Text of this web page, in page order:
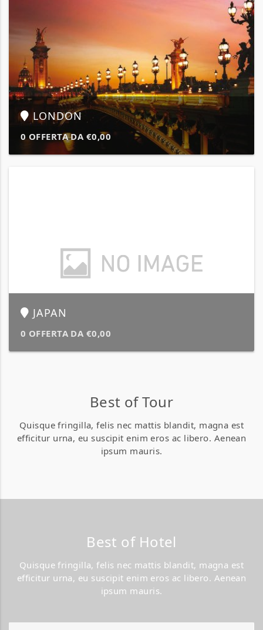
LONDON
0 OFFERTA DA €0,00
JAPAN
0 OFFERTA DA €0,00
Best of Tour
Quisque fringilla, felis nec mattis blandit, magna est
efficitur urna, eu suscipit enim eros ac libero. Aenean
ipsum mauris.
Best of Hotel
Quisque fringilla, felis nec mattis blandit, magna est
efficitur urna, eu suscipit enim eros ac libero. Aenean
ipsum mauris.